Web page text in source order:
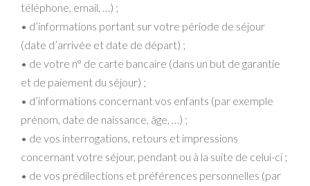
téléphone, email, …) ;
• d’informations portant sur votre période de séjour
(date d’arrivée et date de départ) ;
• de votre n° de carte bancaire (dans un but de garantie
et de paiement du séjour) ;
• d’informations concernant vos enfants (par exemple
prénom, date de naissance, âge, …) ;
• de vos interrogations, retours et impressions
concernant votre séjour, pendant ou à la suite de celui-ci ;
• de vos prédilections et préférences personnelles (par